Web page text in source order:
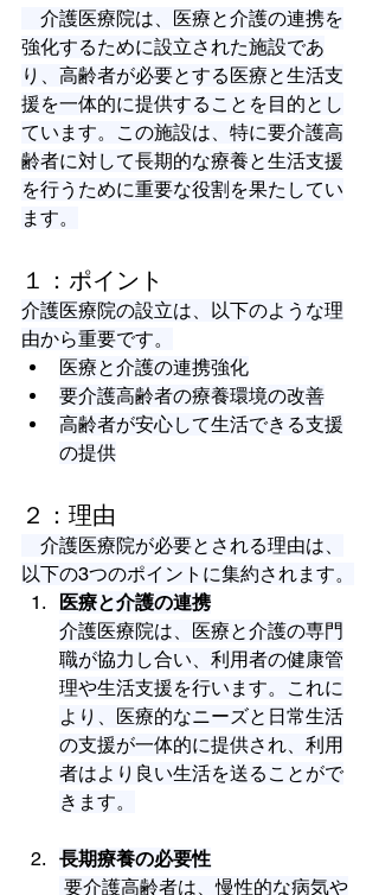
介護医療院は、医療と介護の連携を
強化するために設立された施設であ
り、高齢者が必要とする医療と生活支
援を一体的に提供することを目的とし
ています。この施設は、特に要介護高
齢者に対して長期的な療養と生活支援
を行うために重要な役割を果たしてい
ます。
１：ポイント
介護医療院の設立は、以下のような理
由から重要です。
医療と介護の連携強化
要介護高齢者の療養環境の改善
高齢者が安心して生活できる支援
の提供
２：理由
介護医療院が必要とされる理由は、
以下の3つのポイントに集約されます。
医療と介護の連携
介護医療院は、医療と介護の専門
職が協力し合い、利用者の健康管
理や生活支援を行います。これに
より、医療的なニーズと日常生活
の支援が一体的に提供され、利用
者はより良い生活を送ることがで
きます。
長期療養の必要性